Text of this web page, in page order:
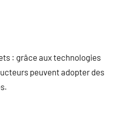
: grâce aux technologies
peuvent adopter des